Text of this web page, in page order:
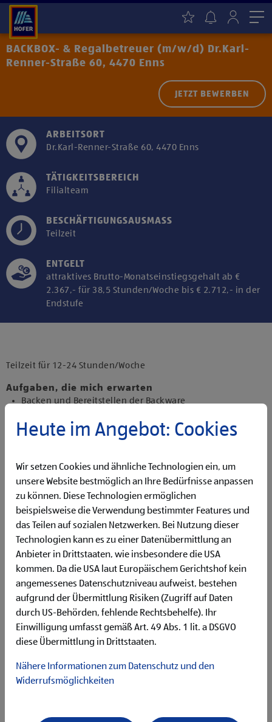
BACKBOX- & Regalbetreuer (m/w/d) Dr.Karl-
Renner-Straße 60, 4470 Enns
JETZT BEWERBEN
ARBEITSORT
Dr.Karl-Renner-Straße 60, 4470 Enns
TÄTIGKEITSBEREICH
Filialteam
BESCHÄFTIGUNGSAUSMASS
Teilzeit
ENTGELT
attraktives Brutto-Monatseinstiegsgehalt ab €
2.367,- für 38,5 Stunden/Woche bis € 2.712,- in der
Endstufe
Drittanbietern zu, um diesen Inhalt
Teilzeit für 12-24 Stunden/Woche
Aufgaben, die mich erwarten
Backen und Bereitstellen der Backware
Präsentieren von Obst und Gemüse sowie Durchführen
von Qualitätskontrollen
Reinigen der Filiale
Betreuen der Pfandrückgabeautomaten
Qualifikationen, die ich mitbringe
Flexibilität für Früh- und Spätdienste (Montag bis
Begeisterung im Handel zu arbeiten und den
Unternehmenserfolg mitzugestalten
Freude an der Arbeit im Team für ein motiviertes
Miteinander
Bereitschaft zu körperlich anspruchsvollen Tätigkeiten
freundlich im Umgang mit Kund:innen für eine
angenehme Einkaufsatmosphäre
zuverlässige und organisierte Arbeitsweise zur
Angebote, die mich überzeugen
vielseitiges Tätigkeitsfeld
Heute im Angebot: Cookies
Wir setzen Cookies und ähnliche Technologien ein, um
unsere Website bestmöglich an Ihre Bedürfnisse anpassen
zu können. Diese Technologien ermöglichen
beispielsweise die Verwendung bestimmter Features und
das Teilen auf sozialen Netzwerken. Bei Nutzung dieser
Technologien kann es zu einer Datenübermittlung an
Anbieter in Drittstaaten, wie insbesondere die USA
kommen. Da die USA laut Europäischem Gerichtshof kein
angemessenes Datenschutzniveau aufweist, bestehen
aufgrund der Übermittlung Risiken (Zugriff auf Daten
durch US-Behörden, fehlende Rechtsbehelfe). Ihr
Einwilligung umfasst gemäß Art. 49 Abs. 1 lit. a DSGVO
diese Übermittlung in Drittstaaten.
Nähere Informationen zum Datenschutz und den
Widerrufsmöglichkeiten